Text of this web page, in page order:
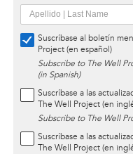
Suscríbase al boletín
Project (en español)
Subscribe to The Well
(in Spanish)
Suscríbase a las
The Well Project (en
Subscribe to The Well
Suscríbase a las
The Well Project (en